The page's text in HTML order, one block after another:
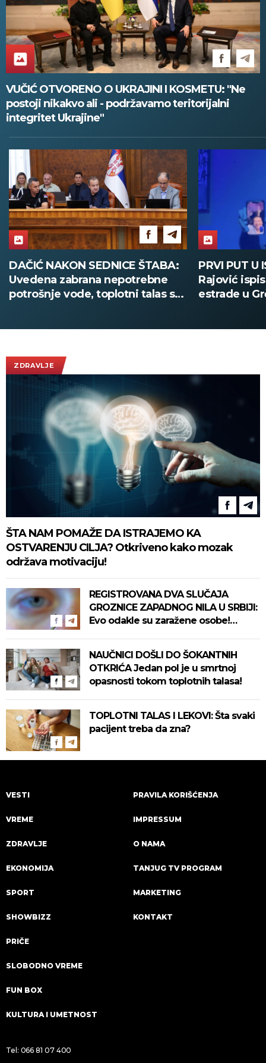
VUČIĆ OTVORENO O UKRAJINI I KOSMETU: "Ne
postoji nikakvo ali - podržavamo teritorijalni
integritet Ukrajine"
PRVI PUT U ISTORIJI! Boban
Rajović ispisao novu stranicu
estrade u Grčkoj, a usred
UČENICI SE
KLUPA DOK
Jezivi
ZDRAVLJE
ŠTA NAM POMAŽE DA ISTRAJEMO KA
OSTVARENJU CILJA? Otkriveno kako mozak
održava motivaciju!
REGISTROVANA DVA SLUČAJA
GROZNICE ZAPADNOG NILA U SRBIJI:
Evo odakle su zaražene osobe!
NAUČNICI DOŠLI DO ŠOKANTNIH
OTKRIĆA Jedan pol je u smrtnoj
opasnosti tokom toplotnih talasa!
TOPLOTNI TALAS I LEKOVI: Šta svaki
pacijent treba da zna?
VESTI
VREME
ZDRAVLJE
EKONOMIJA
SPORT
SHOWBIZZ
PRIČE
SLOBODNO VREME
FUN BOX
KULTURA I UMETNOST
PRAVILA KORIŠĆENJA
IMPRESSUM
O NAMA
TANJUG TV PROGRAM
MARKETING
KONTAKT
Tel: 066 81 07 400